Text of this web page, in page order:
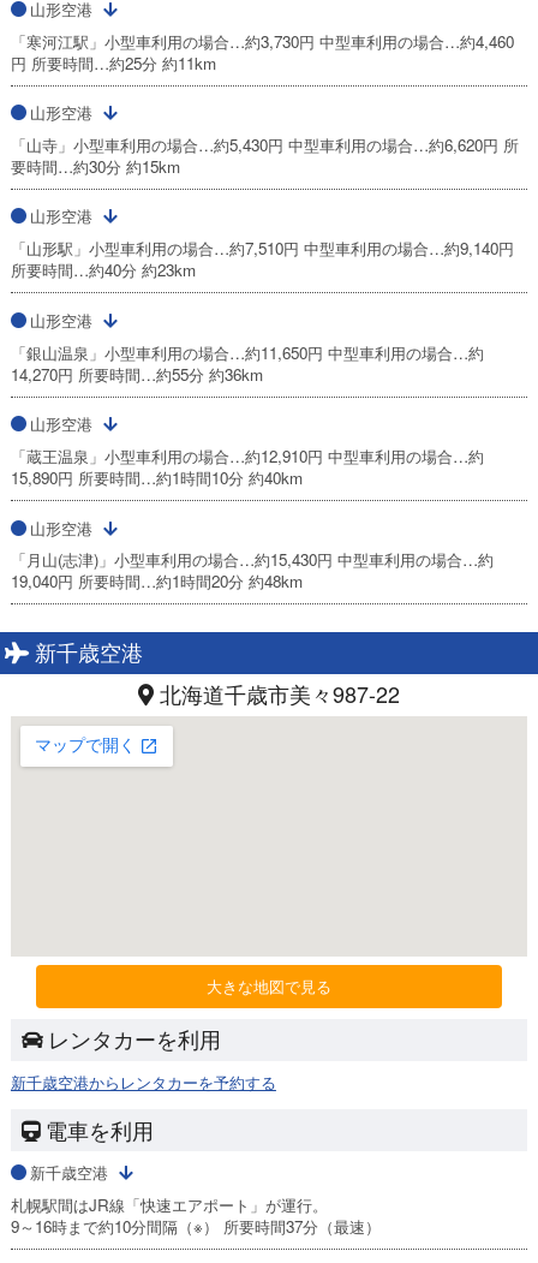
山形空港
「寒河江駅」小型車利用の場合…約3,730円 中型車利用の場合…約4,460
円 所要時間…約25分 約11km
山形空港
「山寺」小型車利用の場合…約5,430円 中型車利用の場合…約6,620円 所
要時間…約30分 約15km
山形空港
「山形駅」小型車利用の場合…約7,510円 中型車利用の場合…約9,140円
所要時間…約40分 約23km
山形空港
「銀山温泉」小型車利用の場合…約11,650円 中型車利用の場合…約
14,270円 所要時間…約55分 約36km
山形空港
「蔵王温泉」小型車利用の場合…約12,910円 中型車利用の場合…約
15,890円 所要時間…約1時間10分 約40km
山形空港
「月山(志津)」小型車利用の場合…約15,430円 中型車利用の場合…約
19,040円 所要時間…約1時間20分 約48km
新千歳空港
北海道千歳市美々987-22
大きな地図で見る
レンタカーを利用
新千歳空港からレンタカーを予約する
電車を利用
新千歳空港
札幌駅間はJR線「快速エアポート」が運行。
9～16時まで約10分間隔（※） 所要時間37分（最速）